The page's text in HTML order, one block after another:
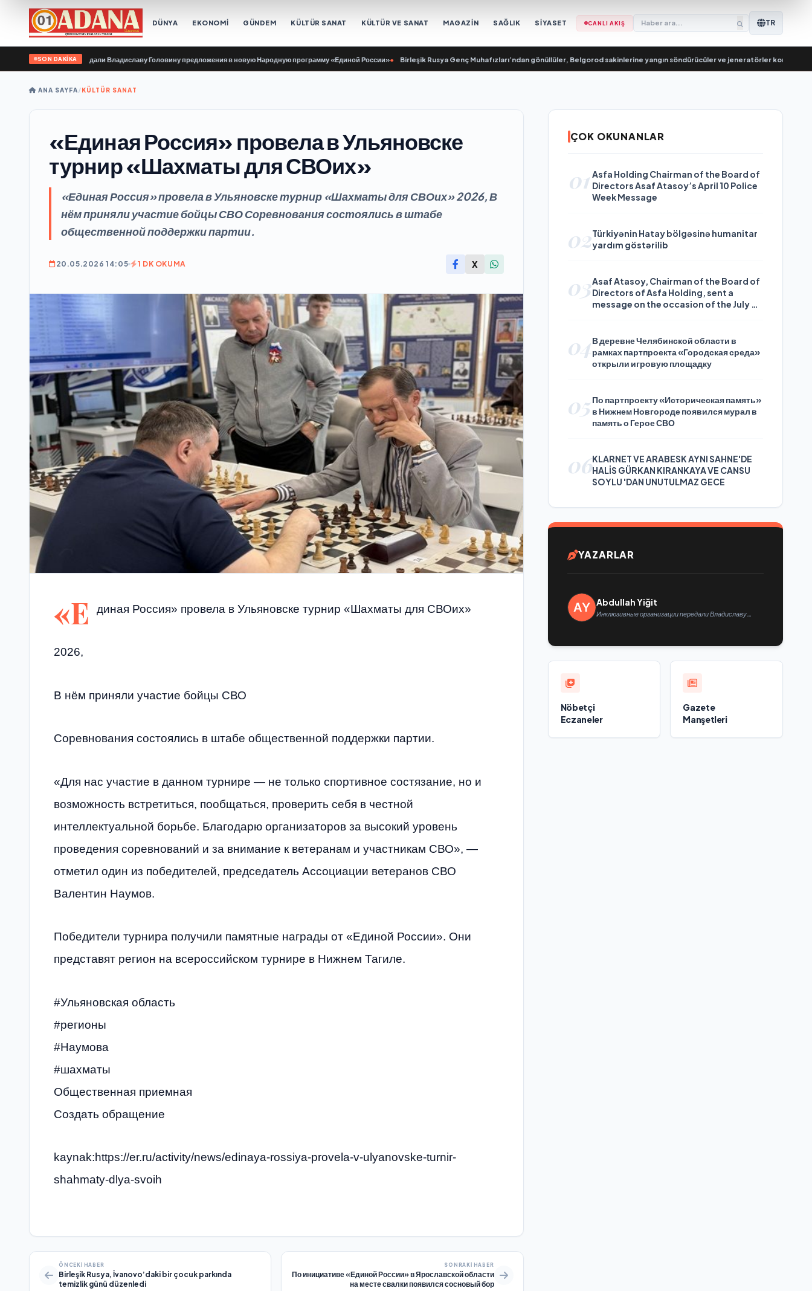
DÜNYA EKONOMİ GÜNDEM KÜLTÜR SANAT KÜLTÜR VE SANAT MAGAZİN SAĞLIK SİYASET CANLI AKIŞ TR
SON DAKİKA
организации передали Владиславу Головину предложения в новую Народную программу «Единой России»• Birleşik Rusya Genç Muhafızları’ndan gönüllüler, Belgorod sakinlerine yangın söndürücüler ve jeneratörler konusunda
ANA SAYFA/KÜLTÜR SANAT
«Единая Россия» провела в Ульяновске
турнир «Шахматы для СВОих»
«Единая Россия» провела в Ульяновске турнир «Шахматы для СВОих» 2026, В
нём приняли участие бойцы СВО Соревнования состоялись в штабе
общественной поддержки партии.
20.05.2026 14:05 1 DK OKUMA X
«Е диная Россия» провела в Ульяновске турнир «Шахматы для СВОих»
2026,
В нём приняли участие бойцы СВО
Соревнования состоялись в штабе общественной поддержки партии.
«Для нас участие в данном турнире — не только спортивное состязание, но и
возможность встретиться, пообщаться, проверить себя в честной
интеллектуальной борьбе. Благодарю организаторов за высокий уровень
проведения соревнований и за внимание к ветеранам и участникам СВО», —
отметил один из победителей, председатель Ассоциации ветеранов СВО
Валентин Наумов.
Победители турнира получили памятные награды от «Единой России». Они
представят регион на всероссийском турнире в Нижнем Тагиле.
#Ульяновская область
#регионы
#Наумова
#шахматы
Общественная приемная
Создать обращение
kaynak:https://er.ru/activity/news/edinaya-rossiya-provela-v-ulyanovske-turnir-
shahmaty-dlya-svoih
ÖNCEKI HABER
Birleşik Rusya, İvanovo’daki bir çocuk parkında
temizlik günü düzenledi
SONRAKI HABER
По инициативе «Единой России» в Ярославской области
на месте свалки появился сосновый бор
ÇOK OKUNANLAR
01 Asfa Holding Chairman of the Board of
Directors Asaf Atasoy’s April 10 Police
Week Message
02Türkiyənin Hatay bölgəsinə humanitar
yardım göstərilib
03Asaf Atasoy, Chairman of the Board of
Directors of Asfa Holding, sent a
message on the occasion of the July 24
04В деревне Челябинской области в
рамках партпроекта «Городская среда»
открыли игровую площадку
05 По партпроекту «Историческая память»
в Нижнем Новгороде появился мурал в
память о Герое СВО
06KLARNET VE ARABESK AYNI SAHNE'DE
HALİS GÜRKAN KIRANKAYA VE CANSU
SOYLU 'DAN UNUTULMAZ GECE
YAZARLAR
Abdullah Yiğit
Инклюзивные организации передали Владиславу
Nöbetçi
Eczaneler
Gazete
Manşetleri